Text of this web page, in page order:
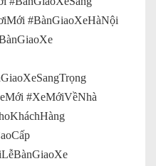
#BànGiaoXeHàNội
#XeMớiVềNhà